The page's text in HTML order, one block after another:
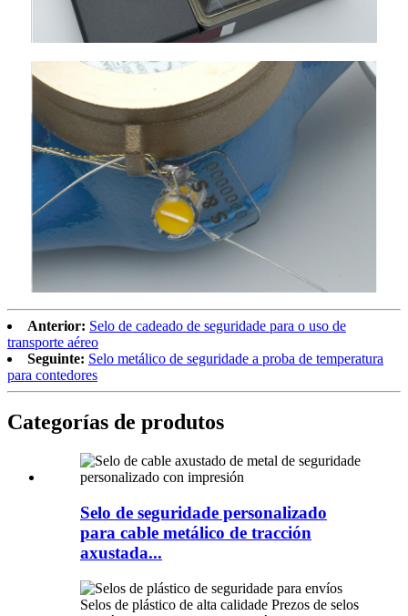
Anterior: Selo de cadeado de seguridade para o uso de
transporte aéreo
Seguinte: Selo metálico de seguridade a proba de temperatura
para contedores
Categorías de produtos
Selo de seguridade personalizado
para cable metálico de tracción
axustada...